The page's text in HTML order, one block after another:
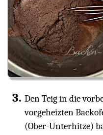
Den Teig in die
vorgeheizten
(Ober-Unterhitze)